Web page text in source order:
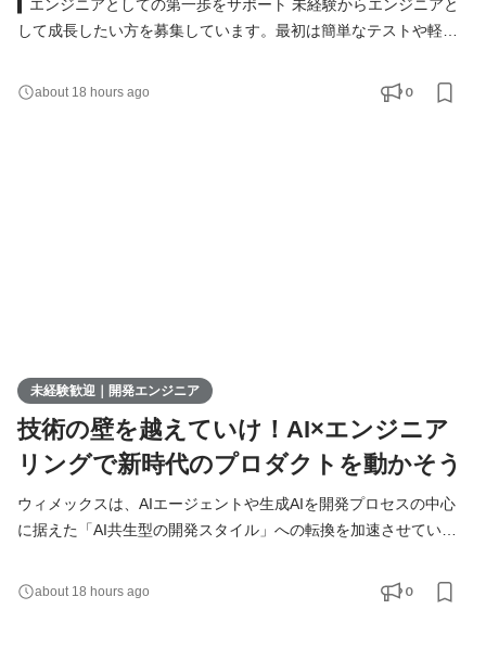
▍エンジニアとしての第一歩をサポート 未経験からエンジニアと
して成長したい方を募集しています。最初は簡単なテストや軽い
身につけられる環境です。 具体的な仕事内容 ● Webアプリや業務
システムのテスト・実装 ● 必要に応じた設計書の作成 ● チームツ
about 18 hours ago 0
未経験歓迎｜開発エンジニア
技術の壁を越えていけ！AI×エンジニア
リングで新時代のプロダクトを動かそう
ウィメックスは、AIエージェントや生成AIを開発プロセスの中心
に据えた「AI共生型の開発スタイル」への転換を加速させていま
極的に募集しています。 AIを相棒に、圧倒的なスピードと品質を
実現し、最先端の技術を使いこなすエンジニアへ成長したい方を
about 18 hours ago 0